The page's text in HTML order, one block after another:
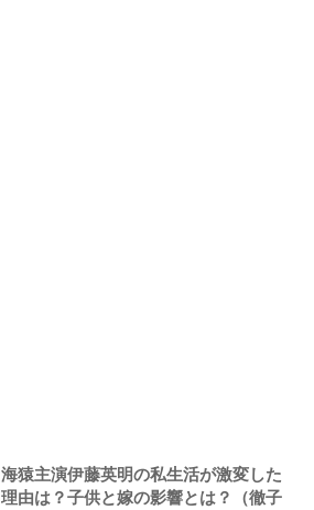
海猿主演伊藤英明の私生活が激変した
理由は？子供と嫁の影響とは？（徹子